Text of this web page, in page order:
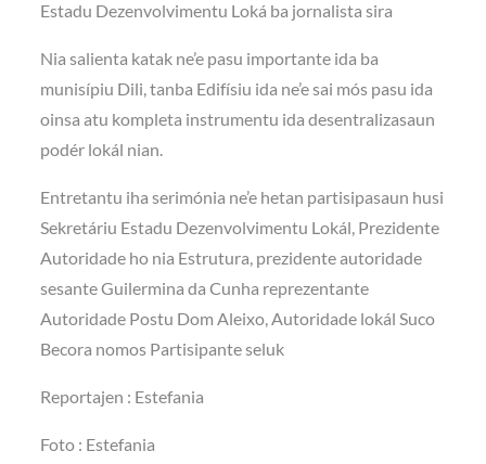
Estadu Dezenvolvimentu Loká ba jornalista sira
Nia salienta katak ne’e pasu importante ida ba
munisípiu Dili, tanba Edifísiu ida ne’e sai mós pasu ida
oinsa atu kompleta instrumentu ida desentralizasaun
podér lokál nian.
Entretantu iha serimónia ne’e hetan partisipasaun husi
Sekretáriu Estadu Dezenvolvimentu Lokál, Prezidente
Autoridade ho nia Estrutura, prezidente autoridade
sesante Guilermina da Cunha reprezentante
Autoridade Postu Dom Aleixo, Autoridade lokál Suco
Becora nomos Partisipante seluk
Reportajen : Estefania
Foto : Estefania